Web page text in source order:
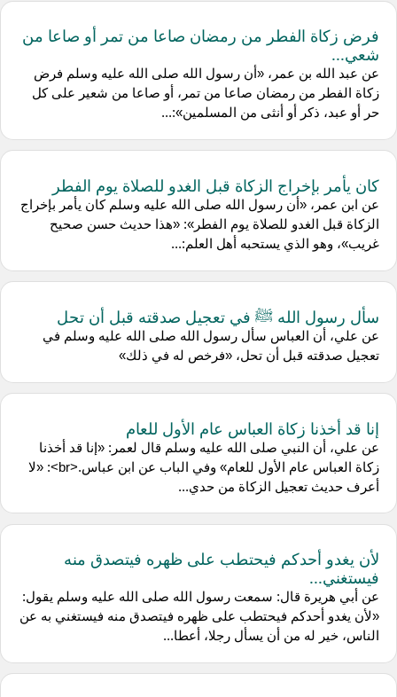
فرض زكاة الفطر من رمضان صاعا من تمر أو صاعا من
شعي...
عن عبد الله بن عمر، «أن رسول الله صلى الله عليه وسلم فرض
زكاة الفطر من رمضان صاعا من تمر، أو صاعا من شعير على كل
حر أو عبد، ذكر أو أنثى من المسلمين»:...
كان يأمر بإخراج الزكاة قبل الغدو للصلاة يوم الفطر
عن ابن عمر، «أن رسول الله صلى الله عليه وسلم كان يأمر بإخراج
الزكاة قبل الغدو للصلاة يوم الفطر»: «هذا حديث حسن صحيح
غريب»، وهو الذي يستحبه أهل العلم:...
سأل رسول الله ﷺ في تعجيل صدقته قبل أن تحل
عن علي، أن العباس سأل رسول الله صلى الله عليه وسلم في
تعجيل صدقته قبل أن تحل، «فرخص له في ذلك»
إنا قد أخذنا زكاة العباس عام الأول للعام
عن علي، أن النبي صلى الله عليه وسلم قال لعمر: «إنا قد أخذنا
زكاة العباس عام الأول للعام» وفي الباب عن ابن عباس.<br>: «لا
أعرف حديث تعجيل الزكاة من حدي...
لأن يغدو أحدكم فيحتطب على ظهره فيتصدق منه
فيستغني...
عن أبي هريرة قال: سمعت رسول الله صلى الله عليه وسلم يقول:
«لأن يغدو أحدكم فيحتطب على ظهره فيتصدق منه فيستغني به عن
الناس، خير له من أن يسأل رجلا، أعطا...